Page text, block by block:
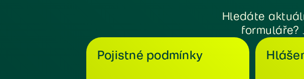
Hledáte
formuláře?
Pojistné podmínky